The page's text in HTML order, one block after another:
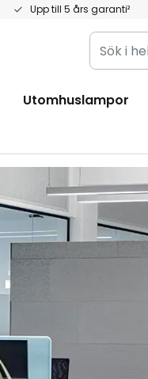
Upp till 5 års garanti²
Sök
i
butiken
Utomhuslampor